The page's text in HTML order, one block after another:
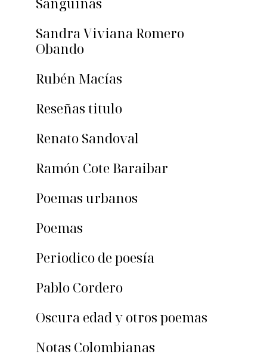
Sandra Viviana Romero
Obando
Rubén Macías
Reseñas titulo
Renato Sandoval
Ramón Cote Baraibar
Poemas urbanos
Poemas
Periodico de poesía
Pablo Cordero
Oscura edad y otros poemas
Notas Colombianas